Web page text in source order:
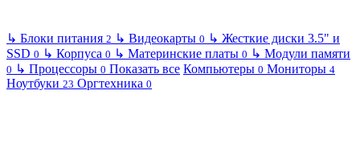
↳ Блоки питания 2 ↳ Видеокарты 0 ↳ Жесткие диски 3.5" и
SSD 0 ↳ Корпуса 0 ↳ Материнские платы 0 ↳ Модули памяти
0 ↳ Процессоры 0 Показать все Компьютеры 0 Мониторы 4
Ноутбуки 23 Оргтехника 0